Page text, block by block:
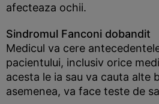
afecteaza ochii.
Sindromul Fanconi dobandit
Medicul va cere
pacientului, inclusiv orice
acesta le ia sau va cauta alte
asemenea, va face teste de